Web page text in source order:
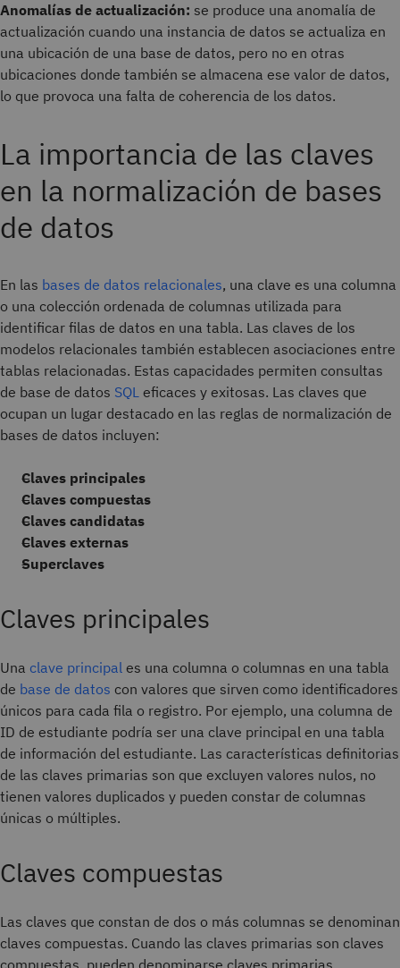
Anomalías de actualización: se produce una anomalía de
actualización cuando una instancia de datos se actualiza en
una ubicación de una base de datos, pero no en otras
ubicaciones donde también se almacena ese valor de datos,
lo que provoca una falta de coherencia de los datos.
La importancia de las claves
en la normalización de bases
de datos
En las bases de datos relacionales, una clave es una columna
o una colección ordenada de columnas utilizada para
identificar filas de datos en una tabla. Las claves de los
modelos relacionales también establecen asociaciones entre
tablas relacionadas. Estas capacidades permiten consultas
de base de datos SQL eficaces y exitosas. Las claves que
ocupan un lugar destacado en las reglas de normalización de
bases de datos incluyen:
Claves principales
Claves compuestas
Claves candidatas
Claves externas
Superclaves
Claves principales
Una clave principal es una columna o columnas en una tabla
de base de datos con valores que sirven como identificadores
únicos para cada fila o registro. Por ejemplo, una columna de
ID de estudiante podría ser una clave principal en una tabla
de información del estudiante. Las características definitorias
de las claves primarias son que excluyen valores nulos, no
tienen valores duplicados y pueden constar de columnas
únicas o múltiples.
Claves compuestas
Las claves que constan de dos o más columnas se denominan
claves compuestas. Cuando las claves primarias son claves
compuestas, pueden denominarse claves primarias